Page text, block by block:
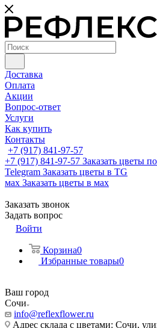
Доставка
Оплата
Акции
Вопрос-ответ
Услуги
Как купить
Контакты
+7 (917) 841-97-57
+7 (917) 841-97-57 Заказать цветы
Telegram Заказать цветы в TG
мах Заказать цветы в мах
Заказать звонок
Задать вопрос
Войти
Корзина0
Избранные товары0
Ваш город
Сочи
info@reflexflower.ru
Адрес склада с цветами: Сочи,